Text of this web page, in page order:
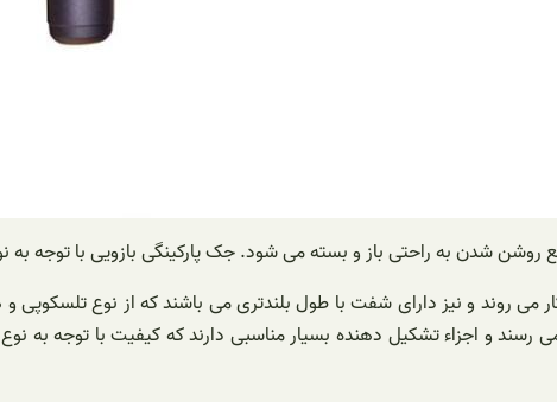
روشن شدن به راحتی باز و بسته می شود. جک پارکینگی بازویی با توجه
و نیز دارای شفت با طول بلندتری می باشند که از نوع تلسکوپی و
رسند و اجزاء تشکیل دهنده بسیار مناسبی دارند که کیفیت با توجه